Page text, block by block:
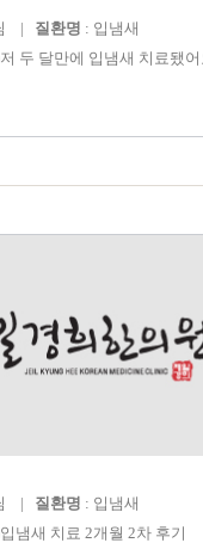
| 질환명 : 입냄새
두 달만에 입냄새 치료됐어
| 질환명 : 입냄새
냄새 치료 2개월 2차 후기